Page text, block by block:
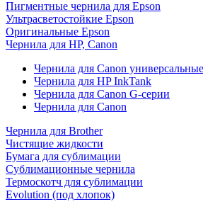
Пигментные чернила для Epson
Ультрасветостойкие Epson
Оригинальные Epson
Чернила для HP, Canon
Чернила для Canon
Чернила для HP InkTank
Чернила для Canon G-серии
Чернила для Canon
Чернила для Brother
Чистящие жидкости
Бумага для сублимации
Сублимационные чернила
Термоскотч для сублимации
Evolution (под хлопок)